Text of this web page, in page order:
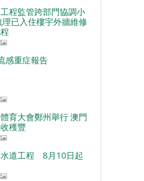
程監管跨部門協調小
已入住樓宇外牆維修
感重症報告
育大會鄭州舉行 澳門
穫豐
道工程 8月10日起